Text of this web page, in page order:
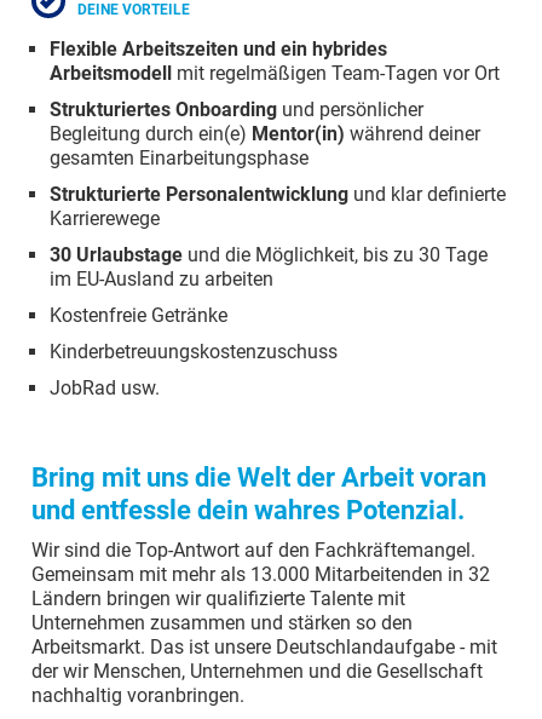
DEINE VORTEILE
Flexible Arbeitszeiten und ein hybrides
Arbeitsmodell mit regelmäßigen Team-Tagen vor Ort
Strukturiertes Onboarding und persönlicher
Begleitung durch ein(e) Mentor(in) während deiner
gesamten Einarbeitungsphase
Strukturierte Personalentwicklung und klar definierte
Karrierewege
30 Urlaubstage und die Möglichkeit, bis zu 30 Tage
im EU-Ausland zu arbeiten
Kostenfreie Getränke
Kinderbetreuungskostenzuschuss
JobRad usw.
Bring mit uns die Welt der Arbeit voran
und entfessle dein wahres Potenzial.
Wir sind die Top-Antwort auf den Fachkräftemangel.
Gemeinsam mit mehr als 13.000 Mitarbeitenden in 32
Ländern bringen wir qualifizierte Talente mit
Unternehmen zusammen und stärken so den
Arbeitsmarkt. Das ist unsere Deutschlandaufgabe - mit
der wir Menschen, Unternehmen und die Gesellschaft
nachhaltig voranbringen.